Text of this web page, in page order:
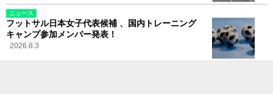
ニュース
フットサル日本女子代表候補 、国内トレーニング
キャンプ参加メンバー発表！
2026.8.3